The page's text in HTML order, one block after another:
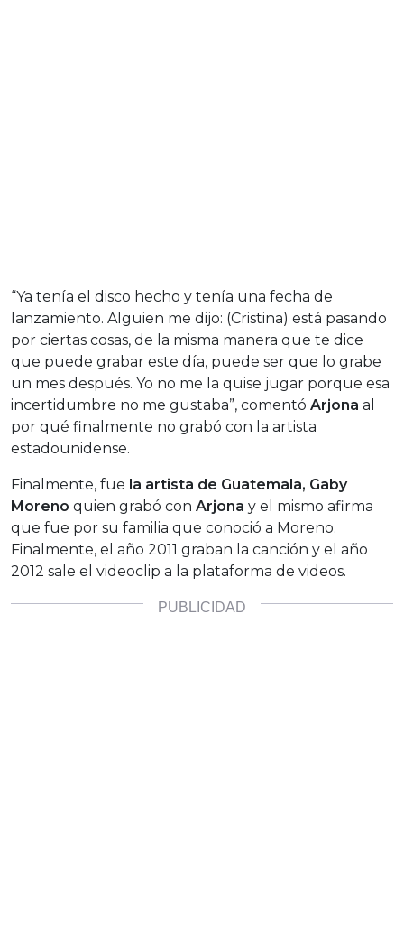
“Ya tenía el disco hecho y tenía una fecha de
lanzamiento. Alguien me dijo: (Cristina) está pasando
por ciertas cosas, de la misma manera que te dice
que puede grabar este día, puede ser que lo grabe
un mes después. Yo no me la quise jugar porque esa
incertidumbre no me gustaba”, comentó Arjona al
por qué finalmente no grabó con la artista
estadounidense.
Finalmente, fue la artista de Guatemala, Gaby
Moreno quien grabó con Arjona y el mismo afirma
que fue por su familia que conoció a Moreno.
Finalmente, el año 2011 graban la canción y el año
2012 sale el videoclip a la plataforma de videos.